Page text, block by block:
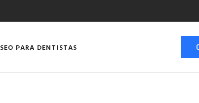
SEO PARA DENTISTAS